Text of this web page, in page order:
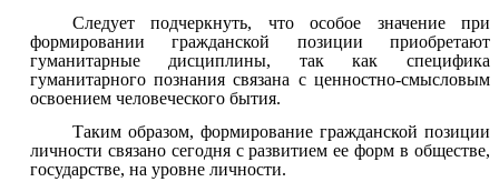
Следует подчеркнуть, что особое значение при
формировании гражданской позиции приобретают
гуманитарные дисциплины, так как специфика
гуманитарного познания связана с ценностно-смысловым
освоением человеческого бытия.
Таким образом, формирование гражданской позиции
личности связано сегодня с развитием ее форм в обществе,
государстве, на уровне личности.